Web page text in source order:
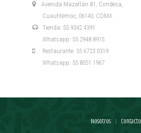
Avenida Mazatlán 81, Condesa,
Cuauhtémoc, 06140, CDMX.
Tienda: 55 9342 4391
Whatsapp: 55 2948 8915
Restaurante: 55 6723 0319
Whatsapp: 55 8051 1967
Nosotros | Contacto